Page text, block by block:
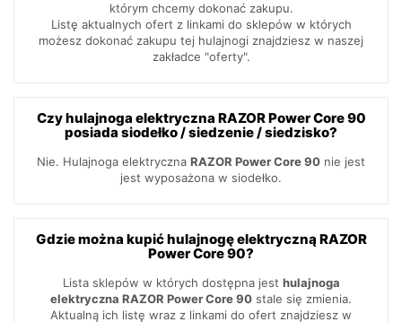
którym chcemy dokonać zakupu.
Listę aktualnych ofert z linkami do sklepów w których
możesz dokonać zakupu tej hulajnogi znajdziesz w naszej
zakładce "oferty".
Czy hulajnoga elektryczna RAZOR Power Core 90
posiada siodełko / siedzenie / siedzisko?
Nie. Hulajnoga elektryczna RAZOR Power Core 90 nie jest
jest wyposażona w siodełko.
Gdzie można kupić hulajnogę elektryczną RAZOR
Power Core 90?
Lista sklepów w których dostępna jest hulajnoga
elektryczna RAZOR Power Core 90 stale się zmienia.
Aktualną ich listę wraz z linkami do ofert znajdziesz w